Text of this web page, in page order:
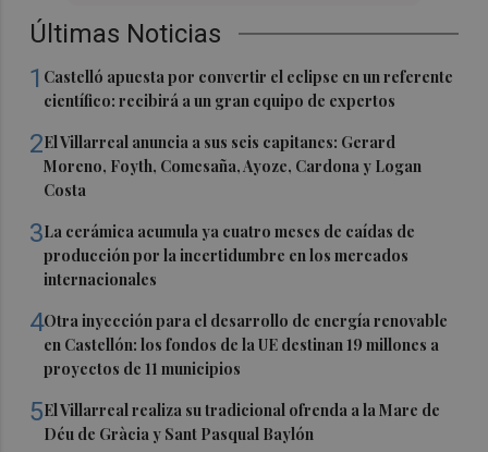
Últimas Noticias
1 Castelló apuesta por convertir el eclipse en un referente
científico: recibirá a un gran equipo de expertos
2El Villarreal anuncia a sus seis capitanes: Gerard
Moreno, Foyth, Comesaña, Ayoze, Cardona y Logan
Costa
3La cerámica acumula ya cuatro meses de caídas de
producción por la incertidumbre en los mercados
internacionales
4Otra inyección para el desarrollo de energía renovable
en Castellón: los fondos de la UE destinan 19 millones a
proyectos de 11 municipios
5El Villarreal realiza su tradicional ofrenda a la Mare de
Déu de Gràcia y Sant Pasqual Baylón